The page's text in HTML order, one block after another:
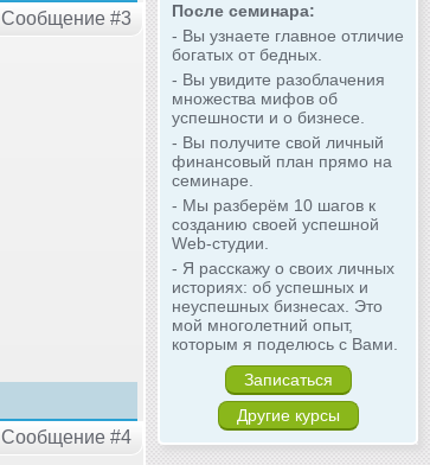
После семинара:
- Вы узнаете главное отличие
богатых от бедных.
- Вы увидите разоблачения
множества мифов об
успешности и о бизнесе.
- Вы получите свой личный
финансовый план прямо на
семинаре.
- Мы разберём 10 шагов к
созданию своей успешной
Web-студии.
- Я расскажу о своих личных
историях: об успешных и
неуспешных бизнесах. Это
мой многолетний опыт,
которым я поделюсь с Вами.
Записаться
Другие курсы
Сообщение #3
Сообщение #4